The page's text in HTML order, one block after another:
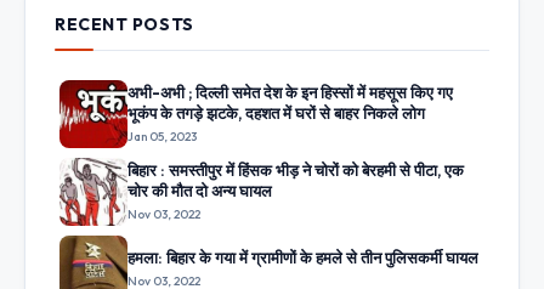
RECENT POSTS
अभी-अभी ; दिल्ली समेत देश के इन हिस्सों में महसूस किए गए
भूकंप के तगड़े झटके, दहशत में घरों से बाहर निकले लोग
Jan 05, 2023
बिहार : समस्तीपुर में हिंसक भीड़ ने चोरों को बेरहमी से पीटा, एक
चोर की मौत दो अन्य घायल
Nov 03, 2022
हमला: बिहार के गया में ग्रामीणों के हमले से तीन पुलिसकर्मी घायल
Nov 03, 2022